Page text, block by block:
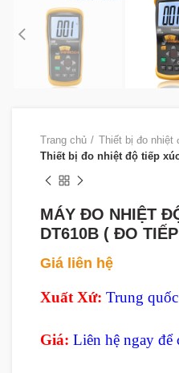
Trang chủ
Thiết bị đo nhiệt
Thiết bị đo nhiệt độ tiếp
MÁY ĐO NHIỆT
DT610B ( ĐO
Giá liên hệ
Xuất Xứ: Trung quốc
Giá: Liên hệ ngay để